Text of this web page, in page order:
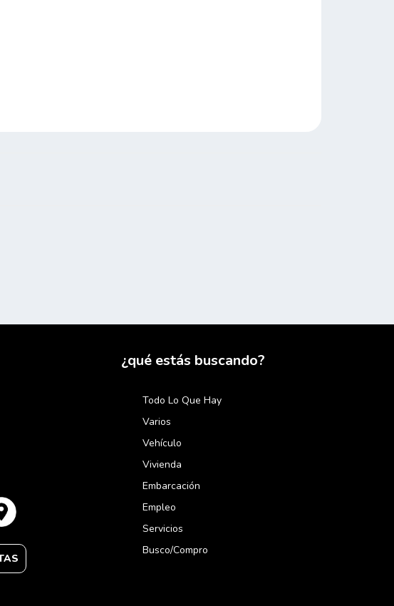
¿qué estás buscando?
Todo Lo Que Hay
Varios
Vehículo
Vivienda
Embarcación
Empleo
Servicios
Busco/compro